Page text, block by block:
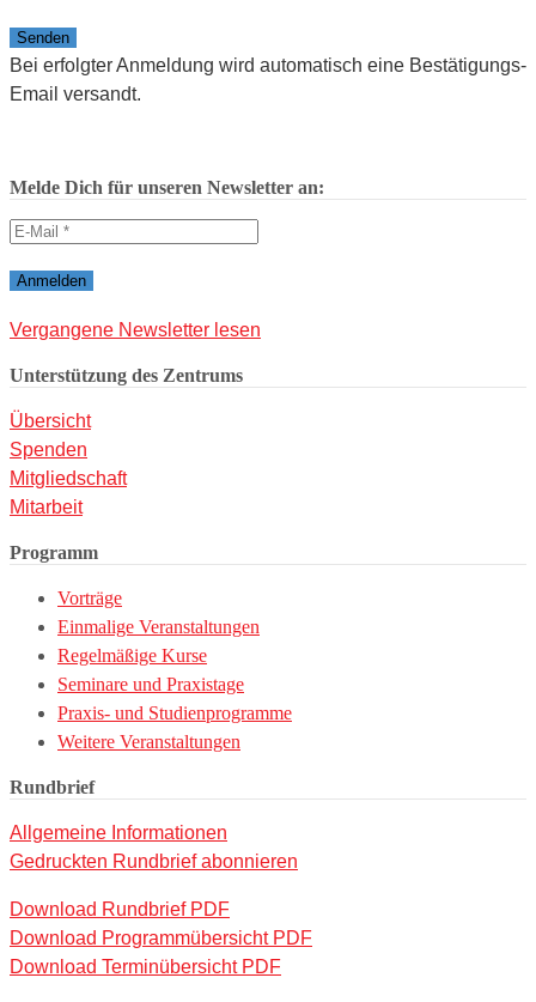
Bitte lasse dieses Feld leer.
Bei erfolgter Anmeldung wird automatisch eine Bestätigungs-
Email versandt.
Melde Dich für unseren Newsletter an:
Vergangene Newsletter lesen
Unterstützung des Zentrums
Übersicht
Spenden
Mitgliedschaft
Mitarbeit
Programm
Vorträge
Einmalige Veranstaltungen
Regelmäßige Kurse
Seminare und Praxistage
Praxis- und Studienprogramme
Weitere Veranstaltungen
Rundbrief
Allgemeine Informationen
Gedruckten Rundbrief abonnieren
Download Rundbrief PDF
Download Programmübersicht PDF
Download Terminübersicht PDF